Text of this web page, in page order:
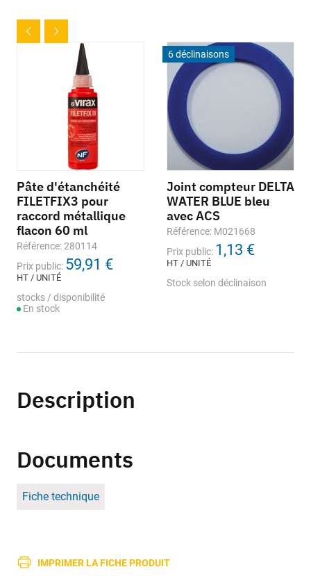
Pâte d'étanchéité
FILETFIX3 pour
raccord métallique
flacon 60 ml
Référence: 280114
Prix public: 59,91 €
HT / UNITÉ
stocks / disponibilité
En stock
6 déclinaisons
Joint compteur DELTA
WATER BLUE bleu
avec ACS
Référence: M021668
Prix public: 1,13 €
HT / UNITÉ
Stock selon déclinaison
Description
Documents
Fiche technique
IMPRIMER LA FICHE PRODUIT